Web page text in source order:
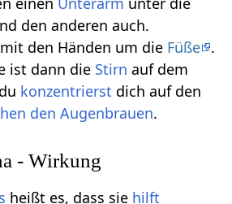
den anderen auch.
den Händen um die Füße .
ist dann die Stirn auf dem
konzentrierst dich auf den
den Augenbrauen.
- Wirkung
heißt es, dass sie hilft